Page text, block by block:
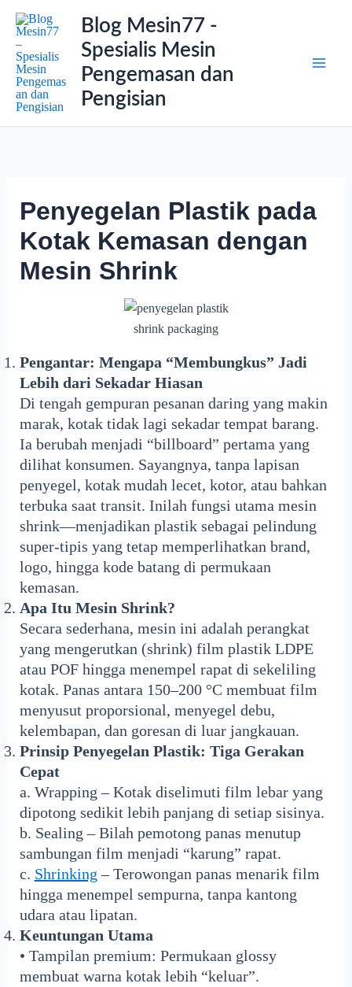
konten
Blog Mesin77 -
Spesialis Mesin
Pengemasan dan
Pengisian
Penyegelan Plastik pada
Kotak Kemasan dengan
Mesin Shrink
shrink packaging
Pengantar: Mengapa “Membungkus” Jadi
Lebih dari Sekadar Hiasan
Di tengah gempuran pesanan daring yang makin
marak, kotak tidak lagi sekadar tempat barang.
Ia berubah menjadi “billboard” pertama yang
dilihat konsumen. Sayangnya, tanpa lapisan
penyegel, kotak mudah lecet, kotor, atau bahkan
terbuka saat transit. Inilah fungsi utama mesin
shrink—menjadikan plastik sebagai pelindung
super-tipis yang tetap memperlihatkan brand,
logo, hingga kode batang di permukaan
kemasan.
Apa Itu Mesin Shrink?
Secara sederhana, mesin ini adalah perangkat
yang mengerutkan (shrink) film plastik LDPE
atau POF hingga menempel rapat di sekeliling
kotak. Panas antara 150–200 °C membuat film
menyusut proporsional, menyegel debu,
kelembapan, dan goresan di luar jangkauan.
Prinsip Penyegelan Plastik: Tiga Gerakan
Cepat
a. Wrapping – Kotak diselimuti film lebar yang
dipotong sedikit lebih panjang di setiap sisinya.
b. Sealing – Bilah pemotong panas menutup
sambungan film menjadi “karung” rapat.
c. Shrinking – Terowongan panas menarik film
hingga menempel sempurna, tanpa kantong
udara atau lipatan.
Keuntungan Utama
• Tampilan premium: Permukaan glossy
membuat warna kotak lebih “keluar”.